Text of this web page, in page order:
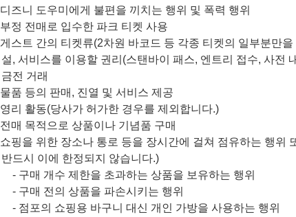
디즈니 도우미에게 불편을 끼치는 행위 및 폭력 행위
부정 전매로 입수한 파크 티켓 사용
게스트 간의 티켓류(2차원 바코드 등 각종 티켓의 일부분만
설, 서비스를 이용할 권리(스탠바이 패스, 엔트리 접수, 사전
금전 거래
물품 등의 판매, 진열 및 서비스 제공
영리 활동(당사가 허가한 경우를 제외합니다.)
전매 목적으로 상품이나 기념품 구매
쇼핑을 위한 장소나 통로 등을 장시간에 걸쳐 점유하는 행위
반드시 이에 한정되지 않습니다.)
- 구매 개수 제한을 초과하는 상품을 보유하는 행위
- 구매 전의 상품을 파손시키는 행위
- 점포의 쇼핑용 바구니 대신 개인 가방을 사용하는 행위